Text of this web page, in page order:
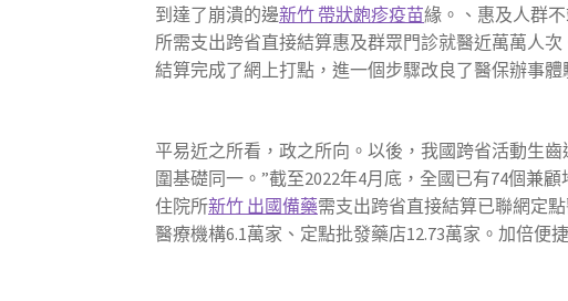
到達了崩潰的邊新竹 帶狀皰疹疫苗緣。、惠及人群
所需支出跨省直接結算惠及群眾門診就醫近萬萬人
結算完成了網上打點，進一個步驟改良了醫保辦事體
平易近之所看，政之所向。以後，我國跨省活動生
圍基礎同一。”截至2022年4月底，全國已有74個兼
住院所新竹 出國備藥需支出跨省直接結算已聯網定
醫療機構6.1萬家、定點批發藥店12.73萬家。加倍